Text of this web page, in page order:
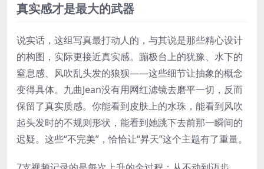
真实感才是最大的武器
说实话，这组写真最打动人的，与其说是那些精心设计
的构图，实际更接近真实感。蹦极台上的犹豫、水下的
窒息感、风吹乱头发的狼狈——这些细节让抽象的概念
变得具体。九曲Jean没有用网红滤镜去磨平一切，反而
保留了真实质感。你能看到皮肤上的水珠，能看到风吹
起头发时的不规则形状，能看到她跳下去前那一瞬间的
迟疑。这些“不完美”，恰恰让“昇天”这个主题有了重量。